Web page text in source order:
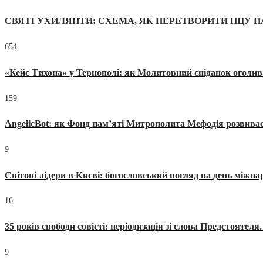
СВЯТІ УХИЛЯНТИ: СХЕМА, ЯК ПЕРЕТВОРИТИ ПЦУ
654
«Кейс Тихона» у Тернополі: як Молитовний сніданок
159
AngelicBot: як Фонд пам’яті Митрополита Мефодія
9
Світові лідери в Києві: богословський погляд на день
16
35 років свободи совісті: періодизація зі слова
9